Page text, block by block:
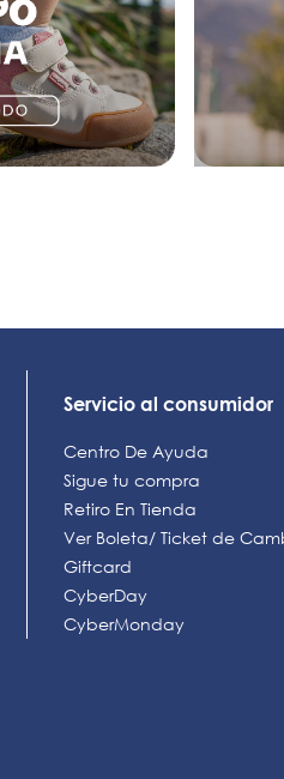
Servicio al consumidor
Centro De Ayuda
Sigue tu compra
Retiro En Tienda
Ver Boleta/ Ticket de
Giftcard
CyberDay
CyberMonday